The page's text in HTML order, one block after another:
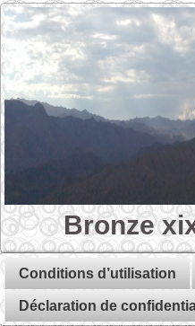
Bronze
Conditions d’utilisation
Déclaration de